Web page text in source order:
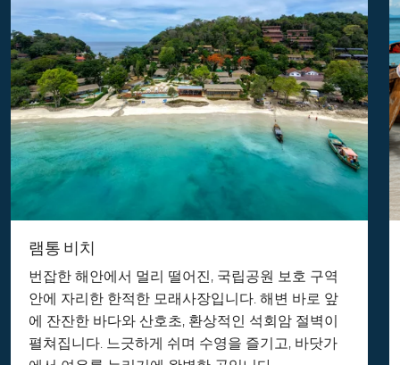
램통 비치
번잡한 해안에서 멀리 떨어진, 국립공원 보호 구역
안에 자리한 한적한 모래사장입니다. 해변 바로 앞
에 잔잔한 바다와 산호초, 환상적인 석회암 절벽이
펼쳐집니다. 느긋하게 쉬며 수영을 즐기고, 바닷가